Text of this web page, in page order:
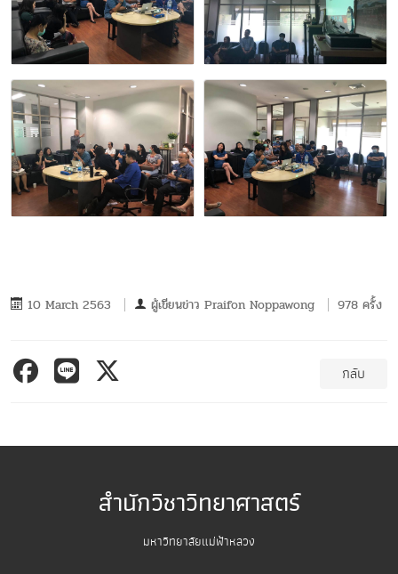
10 March 2563 ผู้เขียนข่าว Praifon Noppawong 978 ครั้ง
กลับ
สำนักวิชาวิทยาศาสตร์
มหาวิทยาลัยแม่ฟ้าหลวง